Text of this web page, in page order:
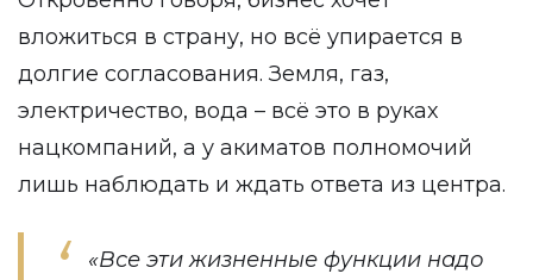
вложиться в страну, но всё упирается в
долгие согласования. Земля, газ,
электричество, вода – всё это в руках
нацкомпаний, а у акиматов полномочий
лишь наблюдать и ждать ответа из центра.
«Все эти жизненные функции надо